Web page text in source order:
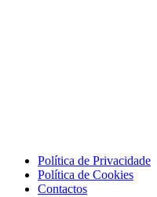
Política de Privacidade
Política de Cookies
Contactos